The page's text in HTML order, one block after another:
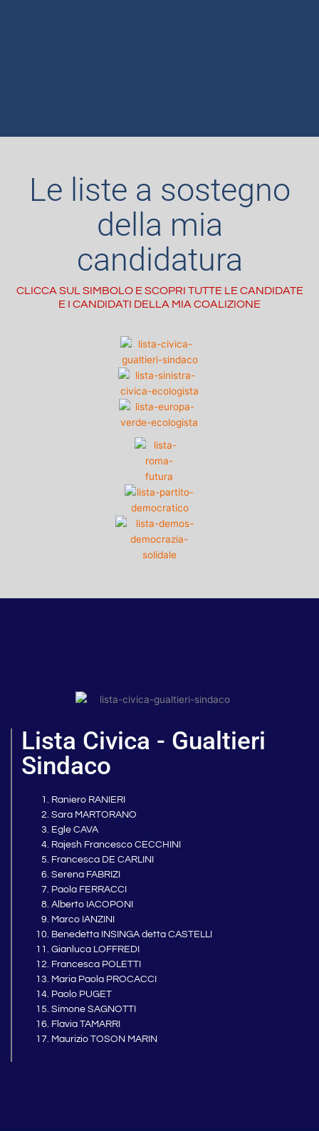
Le liste a sostegno
della mia
candidatura
CLICCA SUL SIMBOLO E SCOPRI TUTTE LE CANDIDATE
E I CANDIDATI DELLA MIA COALIZIONE
Lista Civica - Gualtieri
Sindaco
Raniero RANIERI
Sara MARTORANO
Egle CAVA
Rajesh Francesco CECCHINI
Francesca DE CARLINI
Serena FABRIZI
Paola FERRACCI
Alberto IACOPONI
Marco IANZINI
Benedetta INSINGA detta CASTELLI
Gianluca LOFFREDI
Francesca POLETTI
Maria Paola PROCACCI
Paolo PUGET
Simone SAGNOTTI
Flavia TAMARRI
Maurizio TOSON MARIN